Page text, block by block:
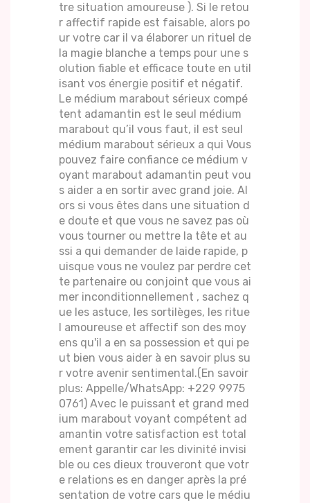
tre situation amoureuse ). Si le retou
r affectif rapide est faisable, alors po
ur votre car il va élaborer un rituel de
la magie blanche a temps pour une s
olution fiable et efficace toute en util
isant vos énergie positif et négatif.
Le médium marabout sérieux compé
tent adamantin est le seul médium
marabout qu’il vous faut, il est seul
médium marabout sérieux a qui Vous
pouvez faire confiance ce médium v
oyant marabout adamantin peut vou
s aider a en sortir avec grand joie. Al
ors si vous êtes dans une situation d
e doute et que vous ne savez pas où
vous tourner ou mettre la tête et au
ssi a qui demander de laide rapide, p
uisque vous ne voulez par perdre cet
te partenaire ou conjoint que vous ai
mer inconditionnellement , sachez q
ue les astuce, les sortilèges, les ritue
l amoureuse et affectif son des moy
ens qu'il a en sa possession et qui pe
ut bien vous aider à en savoir plus su
r votre avenir sentimental.(En savoir
plus: Appelle/WhatsApp: +229 9975
0761) Avec le puissant et grand med
ium marabout voyant compétent ad
amantin votre satisfaction est total
ement garantir car les divinité invisi
ble ou ces dieux trouveront que votr
e relations es en danger après la pré
sentation de votre cars que le médiu